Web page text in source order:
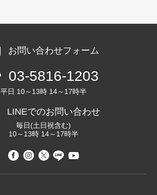
お問い合わせフォーム
03-5816-1203
平日 10～13時 14～17時半
LINEでのお問い合わせ
毎日(土日祝含む)
10～13時 14～17時半